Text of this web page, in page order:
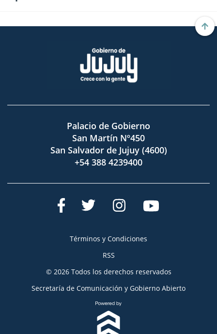
Palacio de Gobierno
San Martín Nº450
San Salvador de Jujuy (4600)
+54 388 4239400
Términos y Condiciones
RSS
© 2026 Todos los derechos reservados
Secretaría de Comunicación y Gobierno Abierto